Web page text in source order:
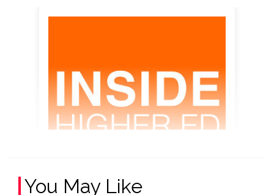
You May Like